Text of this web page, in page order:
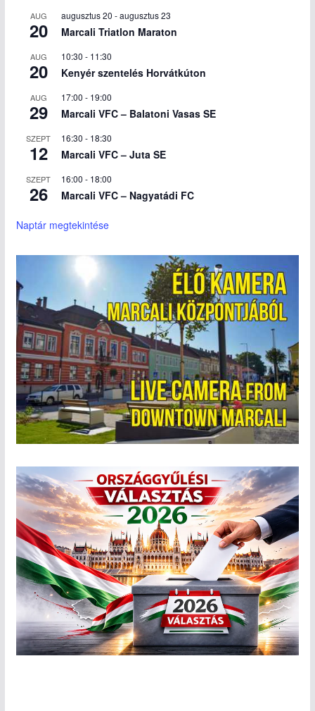
AUG
20
augusztus 20 -augusztus 23
Marcali Triatlon Maraton
AUG
20
10:30 - 11:30
Kenyér szentelés Horvátkúton
AUG
29
17:00 - 19:00
Marcali VFC – Balatoni Vasas SE
SZEPT
12
16:30 - 18:30
Marcali VFC – Juta SE
SZEPT
26
16:00 - 18:00
Marcali VFC – Nagyatádi FC
Naptár megtekintése